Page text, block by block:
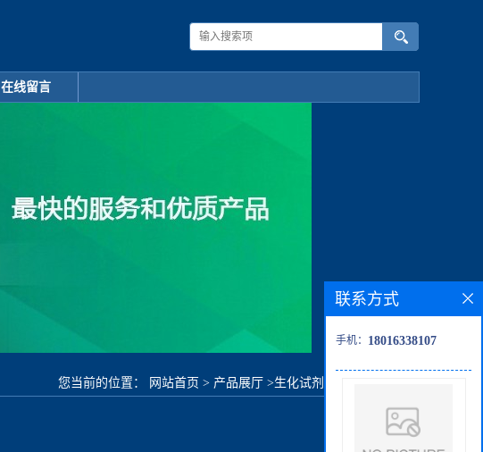
在线留言
您当前的位置： 网站首页 > 产品展厅 >生化试剂
联系方式
手机： 18016338107